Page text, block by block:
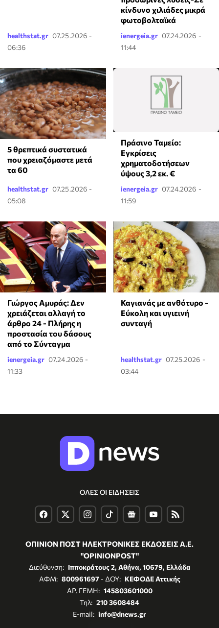
healthstat.gr 07.25.2026 -
06:36
κίνδυνο χιλιάδες μικρά
φωτοβολταϊκά
ienergeia.gr 07.24.2026 -
11:44
5 θρεπτικά συστατικά
που χρειαζόμαστε μετά
τα 60
healthstat.gr 07.25.2026 -
05:08
Πράσινο Ταμείο:
Εγκρίσεις
χρηματοδοτήσεων
ύψους 3,2 εκ. €
ienergeia.gr 07.24.2026 -
11:59
Γιώργος Αμυράς: Δεν
χρειάζεται αλλαγή το
άρθρο 24 - Πλήρης η
προστασία του δάσους
από το Σύνταγμα
ienergeia.gr 07.24.2026 -
11:33
Καγιανάς με ανθότυρο -
Εύκολη και υγιεινή
συνταγή
healthstat.gr 07.25.2026 -
03:44
ΟΛΕΣ ΟΙ ΕΙΔΗΣΕΙΣ
ΟΠΙΝΙΟΝ ΠΟΣΤ ΗΛΕΚΤΡΟΝΙΚΕΣ ΕΚΔΟΣΕΙΣ Α.Ε.
"OPINIONPOST"
Διεύθυνση: Ιπποκράτους 2, Αθήνα, 10679, Ελλάδα
ΑΦΜ: 800961697- ΔΟΥ: ΚΕΦΟΔΕ Αττικής
ΑΡ. ΓΕΜΗ: 145803601000
Τηλ: 210 3608484
E-mail: info@dnews.gr